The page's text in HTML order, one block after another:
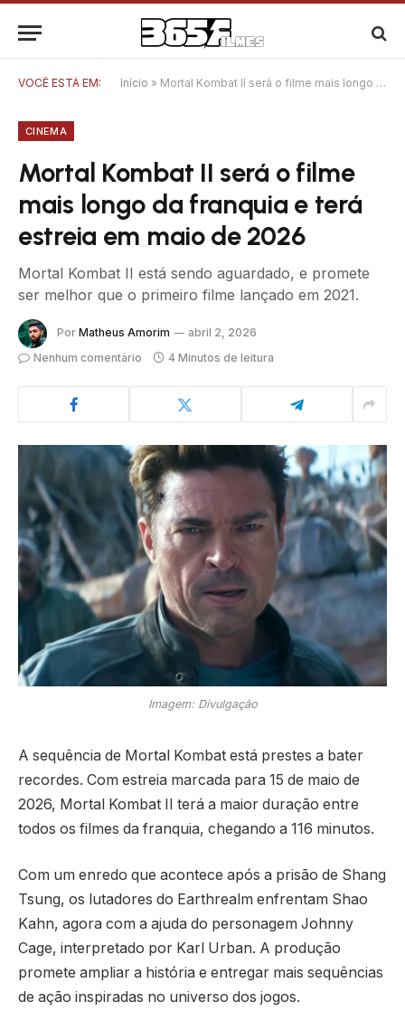
VOCÊ ESTÁ EM: Início » Mortal Kombat II será o filme mais longo da franquia e terá estreia em maio de 2026
CINEMA
Mortal Kombat II será o filme
mais longo da franquia e terá
estreia em maio de 2026
Mortal Kombat II está sendo aguardado, e promete
ser melhor que o primeiro filme lançado em 2021.
Por Matheus Amorim
abril 2, 2026
Nenhum comentário
4 Minutos de leitura
Imagem: Divulgação
A sequência de Mortal Kombat está prestes a bater
recordes. Com estreia marcada para 15 de maio de
2026, Mortal Kombat II terá a maior duração entre
todos os filmes da franquia, chegando a 116 minutos.
Com um enredo que acontece após a prisão de Shang
Tsung, os lutadores do Earthrealm enfrentam Shao
Kahn, agora com a ajuda do personagem Johnny
Cage, interpretado por Karl Urban. A produção
promete ampliar a história e entregar mais sequências
de ação inspiradas no universo dos jogos.